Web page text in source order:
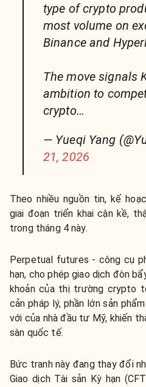
type of crypto
most volume on
Binance and
The move signals
ambition to
crypto…
— Yueqi Yang
21, 2026
Theo nhiều nguồn tin, kế
giai đoạn triển khai cận kề,
trong tháng 4 này.
Perpetual futures - công cụ
hạn, cho phép giao dịch đòn
khoản của thị trường crypto
cản pháp lý, phần lớn sản
với của nhà đầu tư Mỹ, khiến
sàn quốc tế.
Bức tranh này đang thay đổi
Giao dịch Tài sản Kỳ hạn